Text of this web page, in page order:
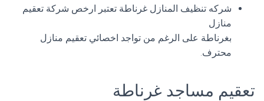
شركه تنظيف المنازل غرناطة تعتبر ارخص شركة تعقيم
منازل
بغرناطة على الرغم من تواجد اخصائي تعقيم منازل
محترف.
تعقيم مساجد غرناطة